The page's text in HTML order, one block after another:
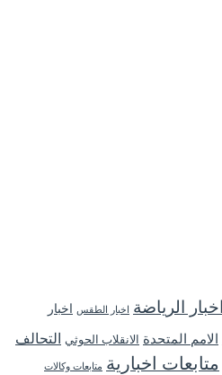
اخبار الرياضة اخبار الطقس اخبار
الامم المتحدة الانقلاب الحوثي التحالف
متابعات اخبارية متابعات وكالات